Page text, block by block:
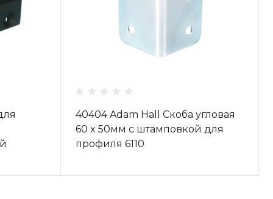
40404 Adam Hall Скоба угловая
60 x 50мм с штамповкой для
профиля 6110